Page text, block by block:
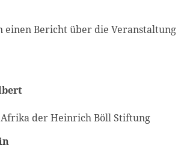
einen Bericht über die Veranstaltung
der Heinrich Böll Stiftung